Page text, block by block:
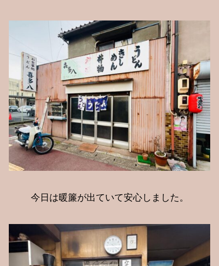
今日は暖簾が出ていて安心しました。